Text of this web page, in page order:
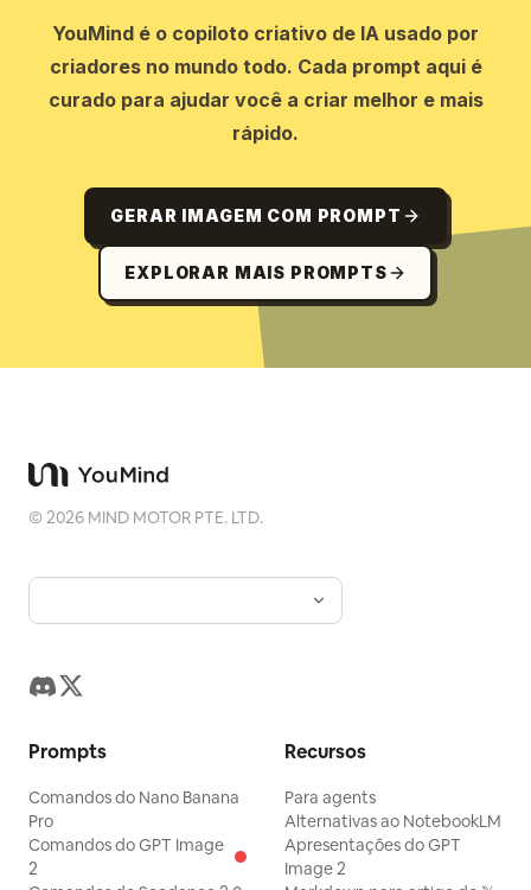
YouMind é o copiloto criativo de IA usado por
criadores no mundo todo. Cada prompt aqui é
curado para ajudar você a criar melhor e mais
rápido.
GERAR IMAGEM COM PROMPT
EXPLORAR MAIS PROMPTS
©2026 MIND MOTOR PTE. LTD.
Prompts
Comandos do Nano Banana
Pro
Comandos do GPT Image
2
Recursos
Para agents
Alternativas ao NotebookLM
Apresentações do GPT
Image 2